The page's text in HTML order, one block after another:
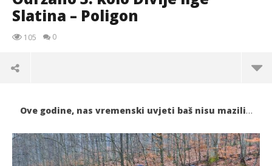
Slatina – Poligon
105 0
Ove godine, nas vremenski uvjeti baš nisu mazili…